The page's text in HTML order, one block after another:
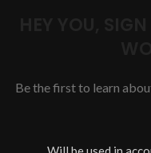
Be the first to learn